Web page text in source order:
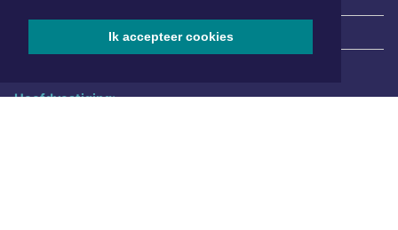
Ik accepteer cookies
| Nieuws | Sport | Evenementen
Hoofdvestiging: